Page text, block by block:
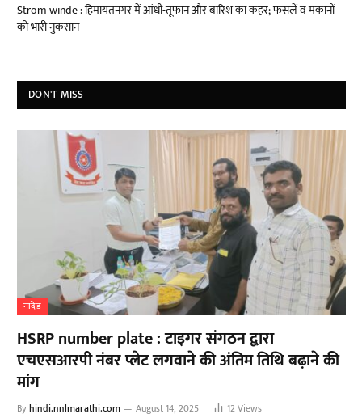
Strom winde : हिमायतनगर में आंधी-तूफान और बारिश का कहर; फसलें व मकानों
को भारी नुकसान
DON'T MISS
नांदेड
HSRP number plate : टाइगर संगठन द्वारा
एचएसआरपी नंबर प्लेट लगवाने की अंतिम तिथि बढ़ाने की
मांग
Byhindi.nnlmarathi.com August 14, 2025 12Views